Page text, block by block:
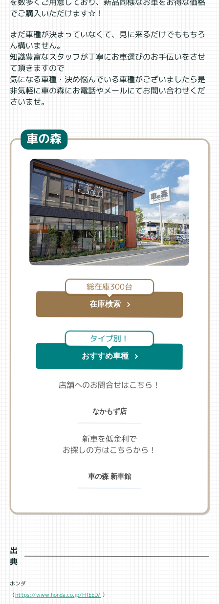
でご購入いただけます☆！
まだ車種が決まっていなくて、見に来るだけでももちろ
ん構いません。
知識豊富なスタッフが丁寧にお車選びのお手伝いをさせ
て頂きますので
気になる車種・決め悩んでいる車種がございましたら是
非気軽に車の森にお電話やメールにてお問い合わせくだ
さいませ。
車の森
総在庫300台
在庫検索
タイプ別！
おすすめ車種
店舗へのお問合せはこちら！
なかもず店
新車を低金利で
お探しの方はこちらから！
車の森 新車館
出
典
ホンダ
（https://www.honda.co.jp/FREED/ ）